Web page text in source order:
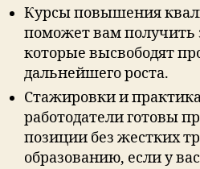
Курсы повышения
поможет вам получить
которые высвободят
дальнейшего роста.
Стажировки и
работодатели готовы
позиции без жестких
образованию, если у